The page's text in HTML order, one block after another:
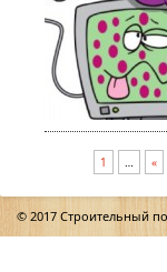
1 … «
© 2017 Строительный